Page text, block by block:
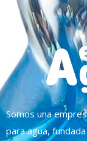
Somos una
para agua,